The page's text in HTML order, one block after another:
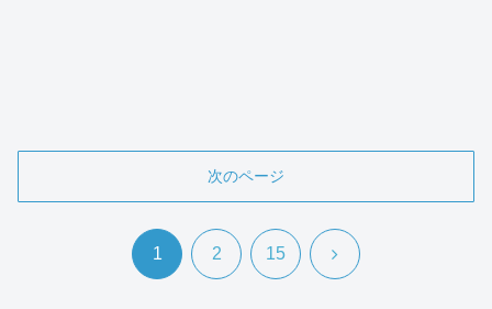
次のページ
1 2 15 次